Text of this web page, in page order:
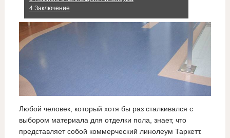
4Заключение
Любой человек, который хотя бы раз сталкивался с
выбором материала для отделки пола, знает, что
представляет собой коммерческий линолеум Таркетт.